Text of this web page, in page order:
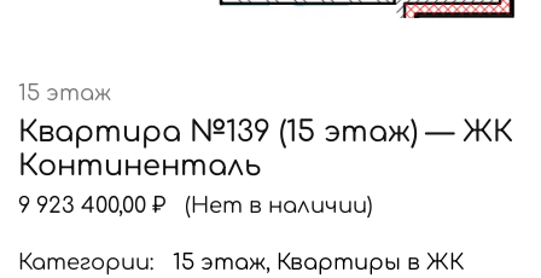
15 этаж
Квартира №139 (15 этаж) — ЖК
Континенталь
9 923 400,00 ₽ (Нет в наличии)
Категории: 15 этаж, Квартиры в ЖК